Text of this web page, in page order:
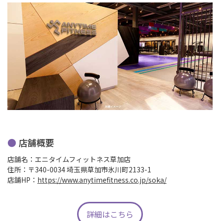
店舗概要
店舗名：エニタイムフィットネス草加店
住所：〒340-0034 埼玉県草加市氷川町2133-1
店舗HP： https://www.anytimefitness.co.jp/soka/
詳細はこちら